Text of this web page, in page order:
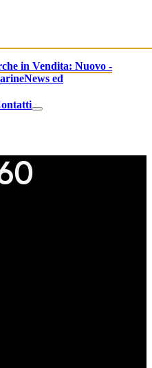
in Vendita: Nuovo -
News ed